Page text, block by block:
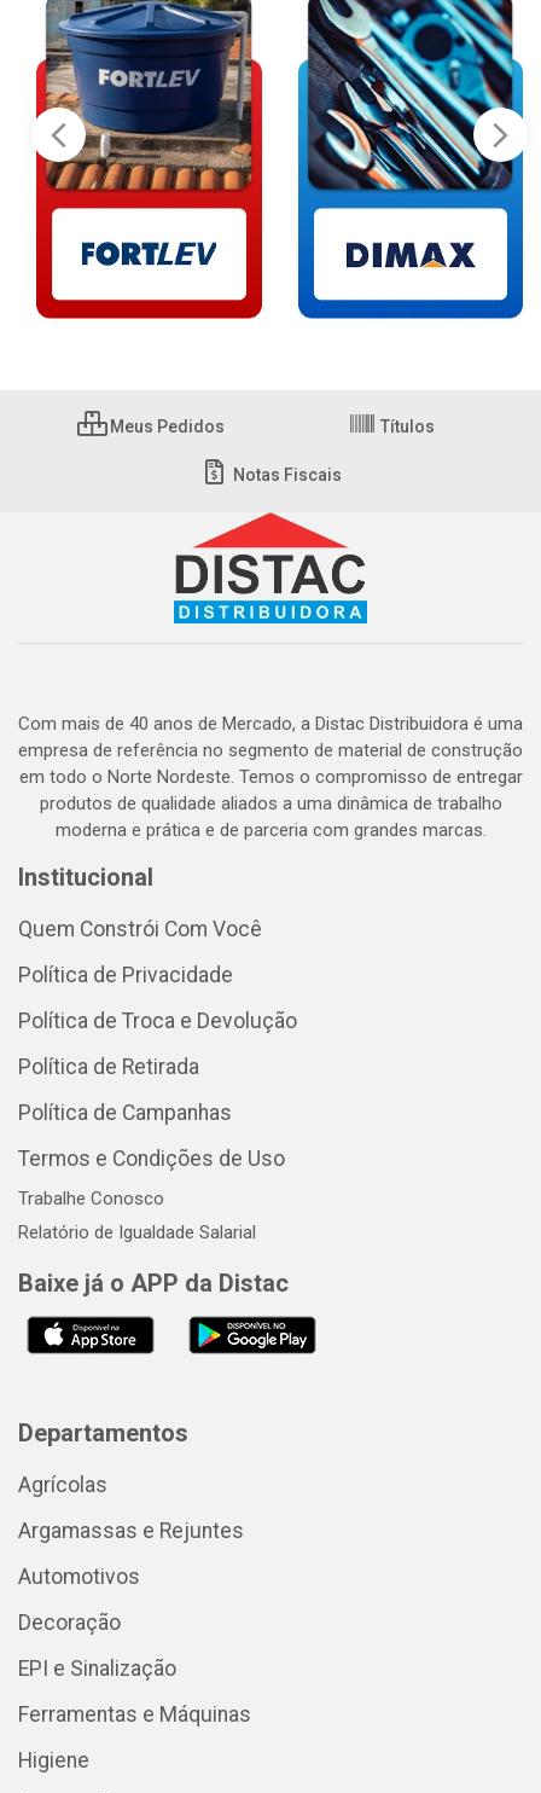
Meus Pedidos Títulos
Notas Fiscais
Com mais de 40 anos de Mercado, a Distac Distribuidora é uma
empresa de referência no segmento de material de construção
em todo o Norte Nordeste. Temos o compromisso de entregar
produtos de qualidade aliados a uma dinâmica de trabalho
moderna e prática e de parceria com grandes marcas.
Institucional
Quem Constrói Com Você
Política de Privacidade
Política de Troca e Devolução
Política de Retirada
Política de Campanhas
Termos e Condições de Uso
Trabalhe Conosco
Relatório de Igualdade Salarial
Baixe já o APP da Distac
Departamentos
Agrícolas
Argamassas e Rejuntes
Automotivos
Decoração
EPI e Sinalização
Ferramentas e Máquinas
Higiene